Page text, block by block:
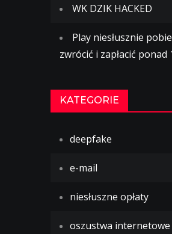
WK DZIK HACKED
Play niesłusznie
zwrócić i zapłacić
KATEGORIE
deepfake
e-mail
niesłuszne opłaty
oszustwa internetowe